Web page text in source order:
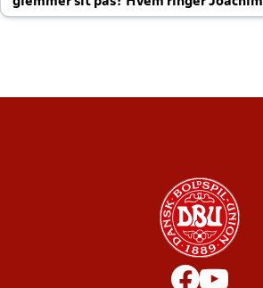
altid til efter kampe?